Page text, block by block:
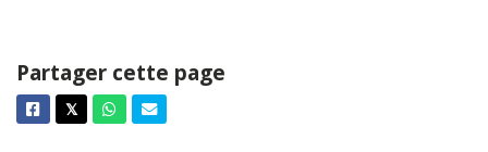
Partager cette page
Facebook
𝕏TwitterWhatsappCourriel